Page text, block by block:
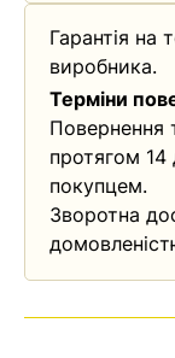
Гарантія на
виробника.
Терміни
Повернення
протягом 14
покупцем.
Зворотна